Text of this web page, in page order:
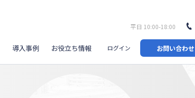
導入事例 お役立ち情報
平日 10:00-18:00
ログイン お問い合わせ